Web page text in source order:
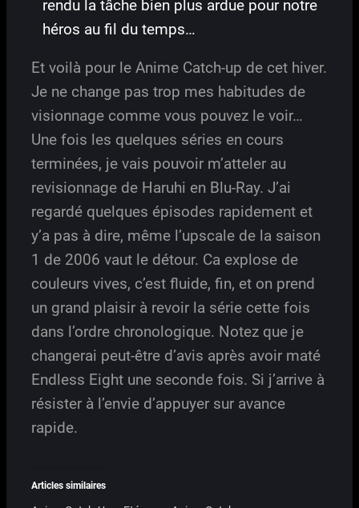
rendu la tâche bien plus ardue pour notre
héros au fil du temps…
Et voilà pour le Anime Catch-up de cet hiver.
Je ne change pas trop mes habitudes de
visionnage comme vous pouvez le voir…
Une fois les quelques séries en cours
terminées, je vais pouvoir m’atteler au
revisionnage de Haruhi en Blu-Ray. J’ai
regardé quelques épisodes rapidement et
y’a pas à dire, même l’upscale de la saison
1 de 2006 vaut le détour. Ca explose de
couleurs vives, c’est fluide, fin, et on prend
un grand plaisir à revoir la série cette fois
dans l’ordre chronologique. Notez que je
changerai peut-être d’avis après avoir maté
Endless Eight une seconde fois. Si j’arrive à
résister à l’envie d’appuyer sur avance
rapide.
Articles similaires